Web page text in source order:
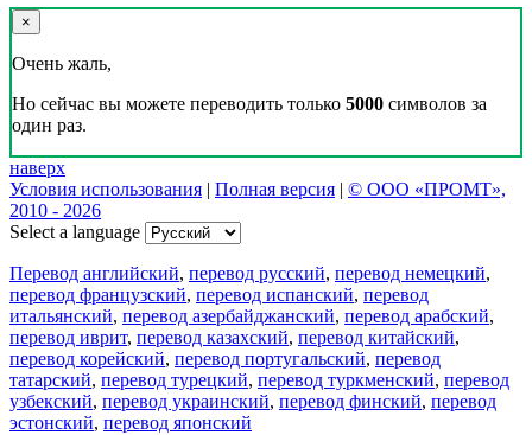
×
Очень жаль,
Но сейчас вы можете переводить только 5000 символов за
один раз.
наверх
Условия использования | Полная версия | © ООО «ПРОМТ»,
2010 - 2026
Select a language
Перевод английский, перевод русский, перевод немецкий,
перевод французский, перевод испанский, перевод
итальянский, перевод азербайджанский, перевод арабский,
перевод иврит, перевод казахский, перевод китайский,
перевод корейский, перевод португальский, перевод
татарский, перевод турецкий, перевод туркменский, перевод
узбекский, перевод украинский, перевод финский, перевод
эстонский, перевод японский